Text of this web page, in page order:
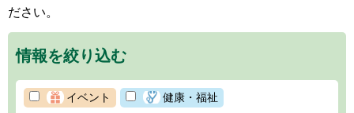
ださい。
情報を絞り込む
イベント 健康・福祉